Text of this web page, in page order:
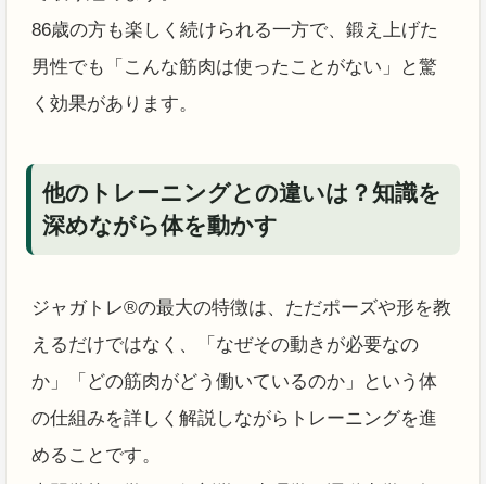
86歳の方も楽しく続けられる一方で、鍛え上げた
男性でも「こんな筋肉は使ったことがない」と驚
く効果があります。
他のトレーニングとの違いは？知識を
深めながら体を動かす
ジャガトレ®の最大の特徴は、ただポーズや形を教
えるだけではなく、「なぜその動きが必要なの
か」「どの筋肉がどう働いているのか」という体
の仕組みを詳しく解説しながらトレーニングを進
めることです。